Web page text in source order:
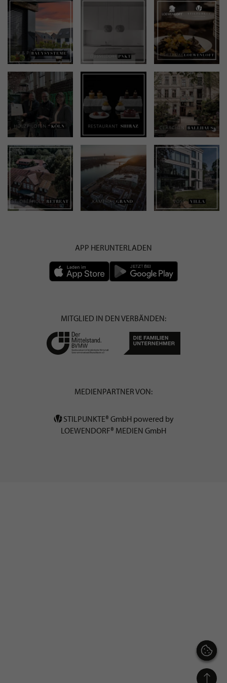
APP HERUNTERLADEN
MITGLIED IN DEN VERBÄNDEN:
MEDIENPARTNER VON:
STILPUNKTE® GmbH powered by
LOEWENDORF® MEDIEN GmbH